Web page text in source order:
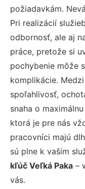
požiadavkám.
Pri realizácií
odbornosť, ale aj
práce, pretože si
pochybenie môže
komplikácie.
spoľahlivosť,
snaha o
ktorá je pre nás
pracovníci majú
sú plne k vašim
kľúč Veľká Paka –
vás.